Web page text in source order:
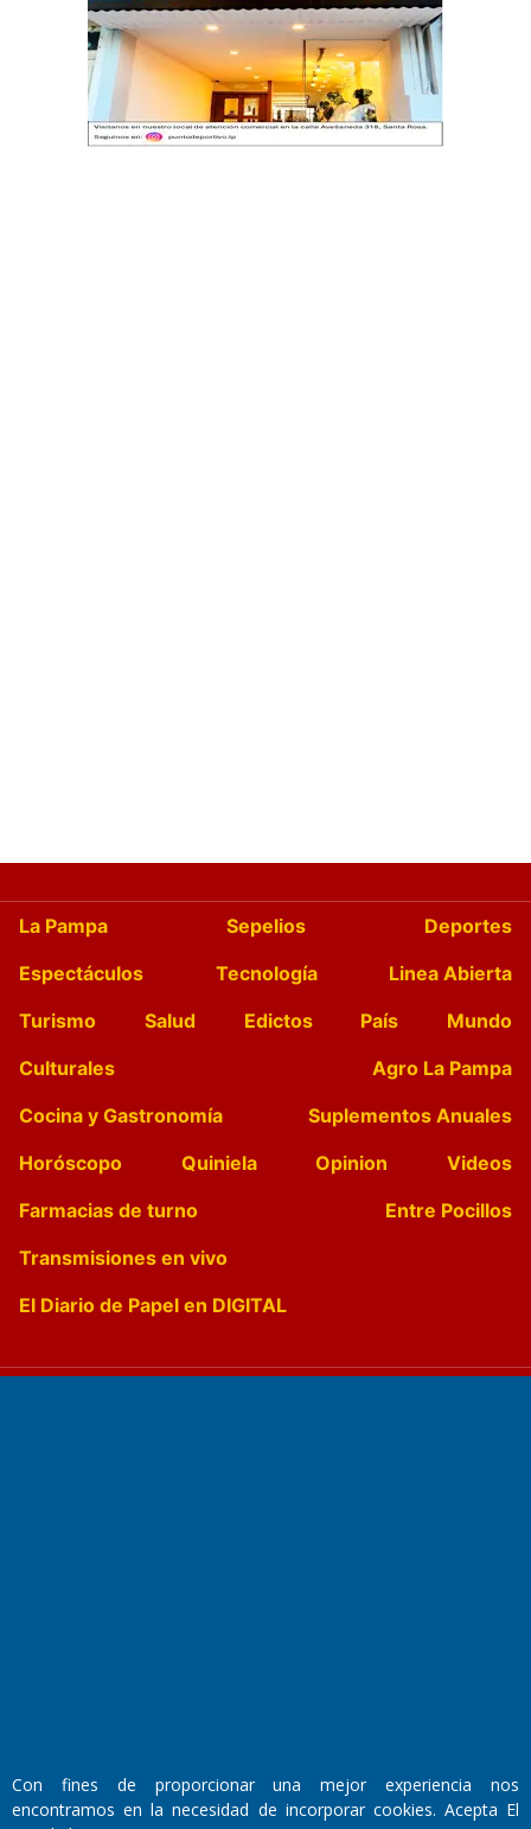
La Pampa Sepelios
Deportes
Espectáculos
Tecnología
Linea Abierta
Turismo
Salud Edictos País
Mundo
Culturales
Agro La Pampa
Cocina y Gastronomía
Suplementos Anuales
Horóscopo
Quiniela Opinion
Videos
Farmacias de turno
Entre Pocillos
Transmisiones en vivo
El Diario de Papel en DIGITAL
Walter René Goñi
Con fines de proporcionar una mejor experiencia nos
encontramos en la necesidad de incorporar cookies. Acepta El